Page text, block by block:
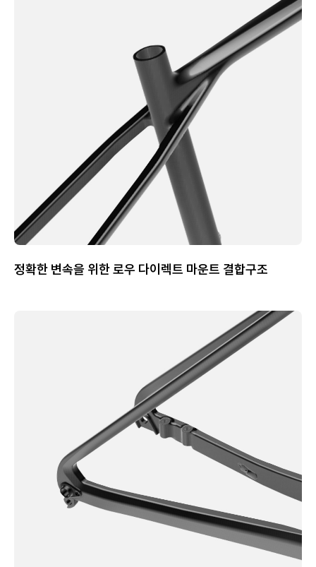
정확한 변속을 위한 로우 다이렉트 마운트 결합구조